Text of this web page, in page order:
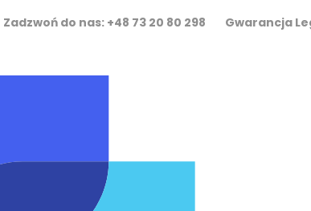
Zadzwoń do nas: +48 73 20 80 298